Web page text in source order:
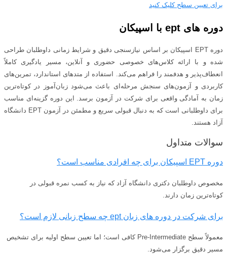
برای تعیین سطح کلیک کنید
دوره های ept با اسپیکان
دوره EPT اسپیکان بر اساس نیازسنجی دقیق و شرایط زمانی داوطلبان طراحی
شده و با ارائه کلاس‌های خصوصی حضوری و آنلاین، مسیر یادگیری کاملاً
انعطاف‌پذیر و هدفمند را فراهم می‌کند. استفاده از متدهای استاندارد، تمرین‌های
کاربردی و آزمون‌های سنجش مرحله‌ای باعث می‌شود زبان‌آموز در کوتاه‌ترین
زمان به آمادگی واقعی برای شرکت در آزمون برسد. این دوره گزینه‌ای مناسب
برای داوطلبانی است که به دنبال قبولی سریع و مطمئن در آزمون EPT دانشگاه
آزاد هستند.
سوالات متداول
دوره EPT اسپیکان برای چه افرادی مناسب است؟
مخصوص داوطلبان دکتری دانشگاه آزاد که نیاز به کسب نمره قبولی در
کوتاه‌ترین زمان دارند.
برای شرکت در دوره های زبان ept چه سطح زبانی لازم است؟
معمولاً سطح Pre-Intermediate کافی است؛ اما تعیین سطح اولیه برای تشخیص
مسیر دقیق برگزار می‌شود.